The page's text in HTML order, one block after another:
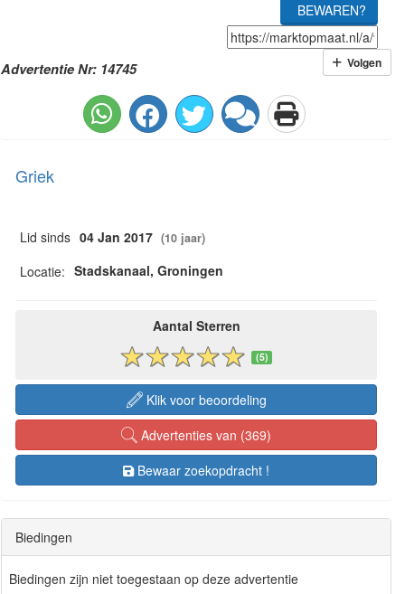
BEWAREN?
Advertentie Nr: 14745 Volgen
Griek
Lid sinds 04 Jan 2017 (10 jaar)
Locatie: Stadskanaal, Groningen
Aantal Sterren
(5)
Klik voor beoordeling
Advertenties van (369)
Bewaar zoekopdracht !
Biedingen
Biedingen zijn niet toegestaan op deze advertentie